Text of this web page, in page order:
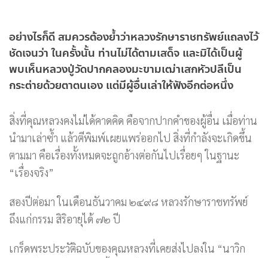
อย่างไรก็ดี สมควรต้องย้ำว่าหลวงรักษาราชทรัพย์แถลงไว้
ชัดเจนว่า ในครั้งนั้น ท่านไม่ได้ตามเสด็จ และมิได้เป็นผู้
พบเห็นหลวงปู่วัดปากคลองมะขามเฒ่าเสกหัวปลีเป็น
กระต่ายด้วยตาตนเอง แต่มีผู้อื่นเล่าให้ฟังอีกต่อหนึ่ง
สิ่งที่คุณหลวงคงไม่ได้คาดคิด คือจากปากคำของผู้อื่น เมื่อท่าน
นำมาเล่าซ้ำ แล้วตีพิมพ์เผยแพร่ออกไป สิ่งที่กำลังจะเกิดขึ้น
ตามมา คือเรื่องทั้งหมดจะถูกอ้างต่อกันไปเรื่อยๆ ในฐานะ
“เรื่องจริง”
สองปีต่อมา ในเดือนธันวาคม ๒๔๙๘ หลวงรักษาราชทรัพย์
ถึงแก่กรรม สิริอายุได้ ๗๒ ปี
เกร็ดพระประวัติฉบับของคุณหลวงที่เคยส่งไปลงใน “นาวิก